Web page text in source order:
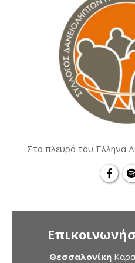
Στο πλευρό του Έλληνα
Θεσσαλονίκη